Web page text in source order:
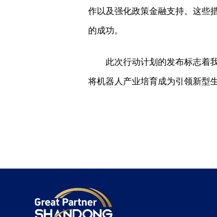
作以及强化政策金融支持。这些
的成功。
此次行动计划的发布标志着
将机器人产业培育成为引领新型